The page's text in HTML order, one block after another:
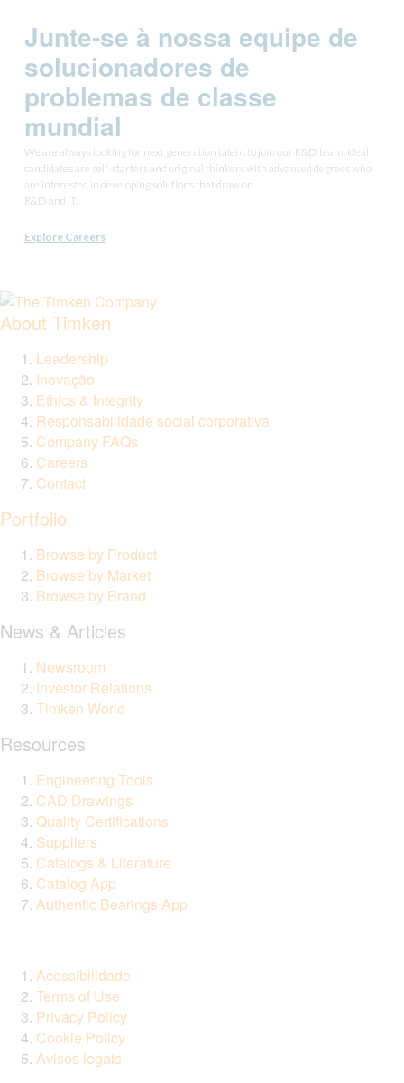
Junte-se à nossa equipe de
solucionadores de
problemas de classe
mundial
We are always looking for next generation talent to join our R&D team. Ideal
candidates are self-starters and original thinkers with advanced degrees who
are interested in developing solutions that draw on
R&D and IT.
Explore Careers
About Timken
Leadership
Inovação
Ethics & Integrity
Responsabilidade social corporativa
Company FAQs
Careers
Contact
Portfolio
Browse by Product
Browse by Market
Browse by Brand
News & Articles
Newsroom
Investor Relations
Timken World
Resources
Engineering Tools
CAD Drawings
Quality Certifications
Suppliers
Catalogs & Literature
Catalog App
Authentic Bearings App
Acessibilidade
Terms of Use
Privacy Policy
Cookie Policy
Avisos legais